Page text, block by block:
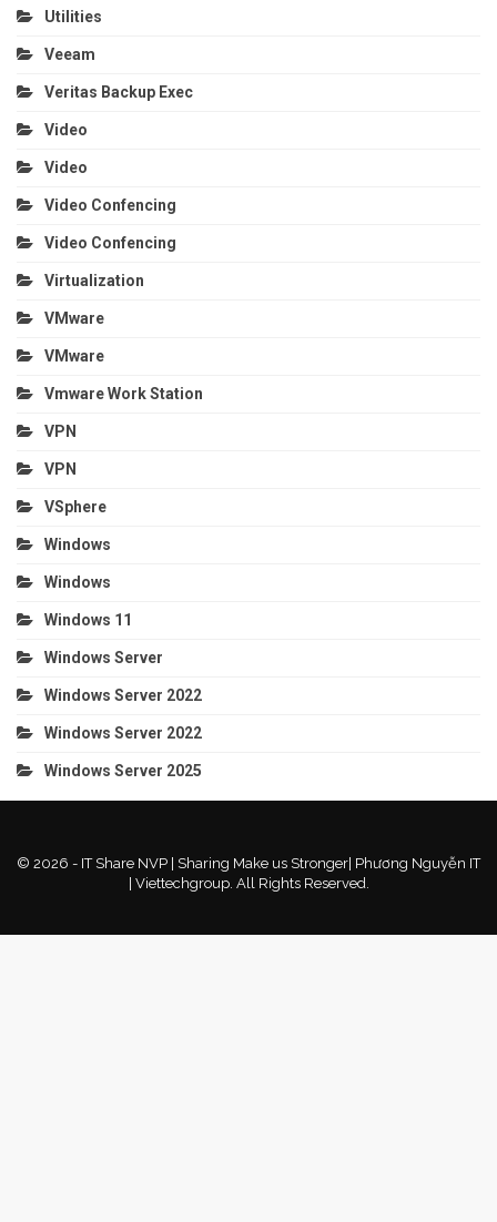
Utilities
Veeam
Veritas Backup Exec
Video
Video
Video Confencing
Video Confencing
Virtualization
VMware
VMware
Vmware Work Station
VPN
VPN
VSphere
Windows
Windows
Windows 11
Windows Server
Windows Server 2022
Windows Server 2022
Windows Server 2025
© 2026 - IT Share NVP | Sharing Make us Stronger| Phương Nguyễn IT
| Viettechgroup. All Rights Reserved.